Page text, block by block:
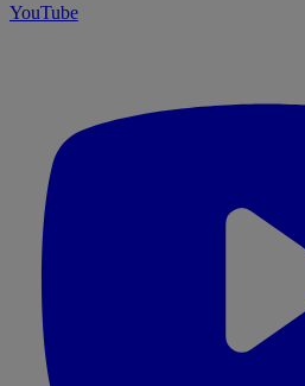
YouTube